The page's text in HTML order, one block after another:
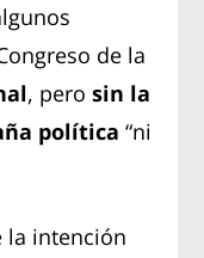
de la
, perosin la
política “ni
la intención